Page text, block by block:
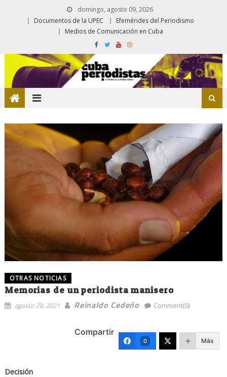
domingo, agosto 09, 2026
Documentos de la UPEC
Efemérides del Periodismo
Medios de Comunicación en Cuba
OTRAS NOTICIAS
Memorias de un periodista manisero
agosto 29, 2021 Reinaldo Cedeño Comment(0)
Compartir
0 Más
Decisión